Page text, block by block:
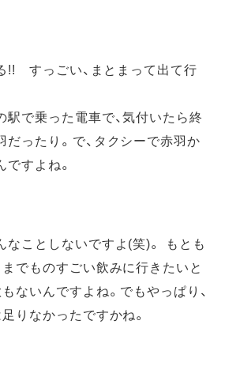
!! すっごい、まとまって出て行
駅で乗った電車で、気付いたら終
だったり。で、タクシーで赤羽か
ですよね。
なことしないですよ(笑)。 もとも
までものすごい飲みに行きたいと
もないんですよね。でもやっぱり、
りなかったですかね。